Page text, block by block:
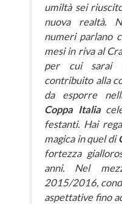
umiltà sei
nuova realtà.
numeri parlano
mesi in riva al
per cui sarai
contribuito alla
da esporre
Coppa Italia
festanti. Hai
magica in quel di
fortezza
anni. Nel
2015/2016,
aspettative fino